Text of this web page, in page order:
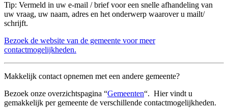
Tip: Vermeld in uw e-mail / brief voor een snelle afhandeling van
uw vraag, uw naam, adres en het onderwerp waarover u mailt/
schrijft.
Bezoek de website van de gemeente voor meer
contactmogelijkheden.
Makkelijk contact opnemen met een andere gemeente?
Bezoek onze overzichtspagina “Gemeenten“. Hier vindt u
gemakkelijk per gemeente de verschillende contactmogelijkheden.